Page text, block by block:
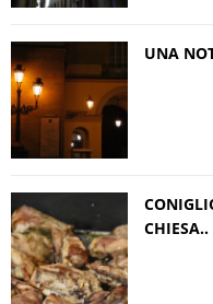
UNA
CHIESA..